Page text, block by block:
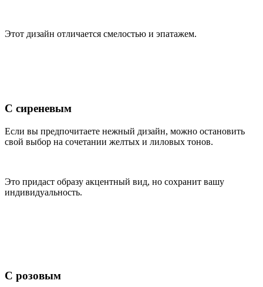
Этот дизайн отличается смелостью и эпатажем.
С сиреневым
Если вы предпочитаете нежный дизайн, можно остановить
свой выбор на сочетании желтых и лиловых тонов.
Это придаст образу акцентный вид, но сохранит вашу
индивидуальность.
С розовым